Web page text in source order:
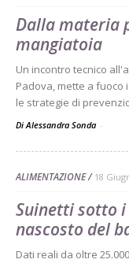
Dalla materia
mangiatoia
Un incontro tecnico
Padova, mette a fuoco
le strategie di
Di Alessandra Sonda -
ALIMENTAZIONE 18
Suinetti sotto
nascosto del
Dati reali da oltre